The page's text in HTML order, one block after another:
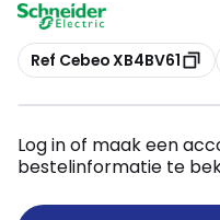
Kopiëren
Ref Cebeo XB4BV61
Log in of maak een
bestelinformatie te